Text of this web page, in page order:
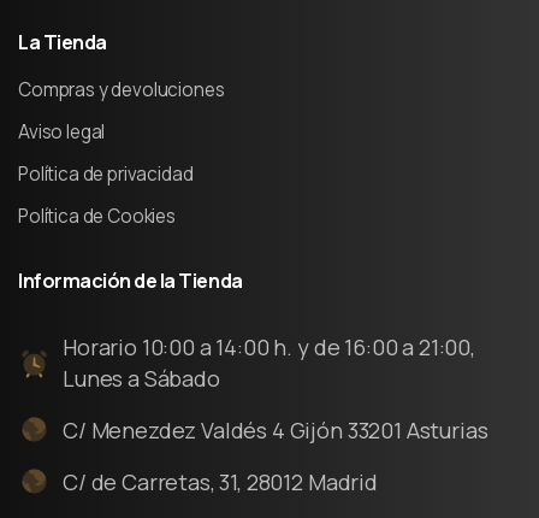
LaTienda
Compras y devoluciones
Aviso legal
Política de privacidad
Política de Cookies
InformacióndelaTienda
Horario 10:00 a 14:00 h. y de 16:00 a 21:00,
Lunes a Sábado
C/ Menezdez Valdés 4 Gijón 33201 Asturias
C/ de Carretas, 31, 28012 Madrid